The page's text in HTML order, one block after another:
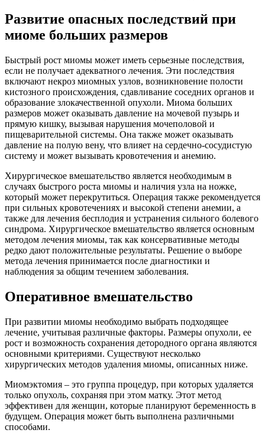
Развитие опасных последствий при
миоме больших размеров
Быстрый рост миомы может иметь серьезные последствия,
если не получает адекватного лечения. Эти последствия
включают некроз миомных узлов, возникновение полости
кистозного происхождения, сдавливание соседних органов и
образование злокачественной опухоли. Миома больших
размеров может оказывать давление на мочевой пузырь и
прямую кишку, вызывая нарушения мочеполовой и
пищеварительной системы. Она также может оказывать
давление на полую вену, что влияет на сердечно-сосудистую
систему и может вызывать кровотечения и анемию.
Хирургическое вмешательство является необходимым в
случаях быстрого роста миомы и наличия узла на ножке,
который может перекрутиться. Операция также рекомендуется
при сильных кровотечениях и высокой степени анемии, а
также для лечения бесплодия и устранения сильного болевого
синдрома. Хирургическое вмешательство является основным
методом лечения миомы, так как консервативные методы
редко дают положительные результаты. Решение о выборе
метода лечения принимается после диагностики и
наблюдения за общим течением заболевания.
Оперативное вмешательство
При развитии миомы необходимо выбрать подходящее
лечение, учитывая различные факторы. Размеры опухоли, ее
рост и возможность сохранения детородного органа являются
основными критериями. Существуют несколько
хирургических методов удаления миомы, описанных ниже.
Миомэктомия – это группа процедур, при которых удаляется
только опухоль, сохраняя при этом матку. Этот метод
эффективен для женщин, которые планируют беременность в
будущем. Операция может быть выполнена различными
способами.